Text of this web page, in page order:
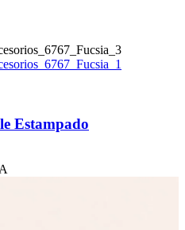
Estampado